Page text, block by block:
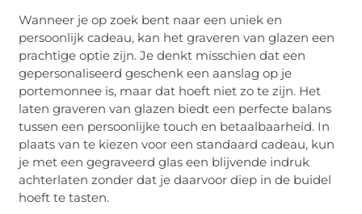
Wanneer je op zoek bent naar een uniek en
persoonlijk cadeau, kan het graveren van glazen een
prachtige optie zijn. Je denkt misschien dat een
gepersonaliseerd geschenk een aanslag op je
portemonnee is, maar dat hoeft niet zo te zijn. Het
laten graveren van glazen biedt een perfecte balans
tussen een persoonlijke touch en betaalbaarheid. In
plaats van te kiezen voor een standaard cadeau, kun
je met een gegraveerd glas een blijvende indruk
achterlaten zonder dat je daarvoor diep in de buidel
hoeft te tasten.